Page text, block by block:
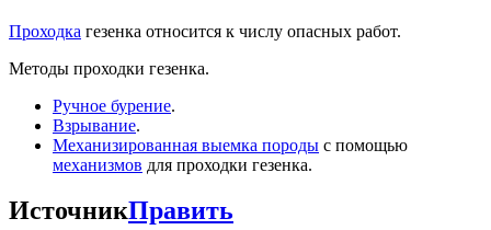
Проходка гезенка относится к числу опасных работ.
Методы проходки гезенка.
Ручное бурение.
Взрывание.
Механизированная выемка породы с помощью
механизмов для проходки гезенка.
ИсточникПравить